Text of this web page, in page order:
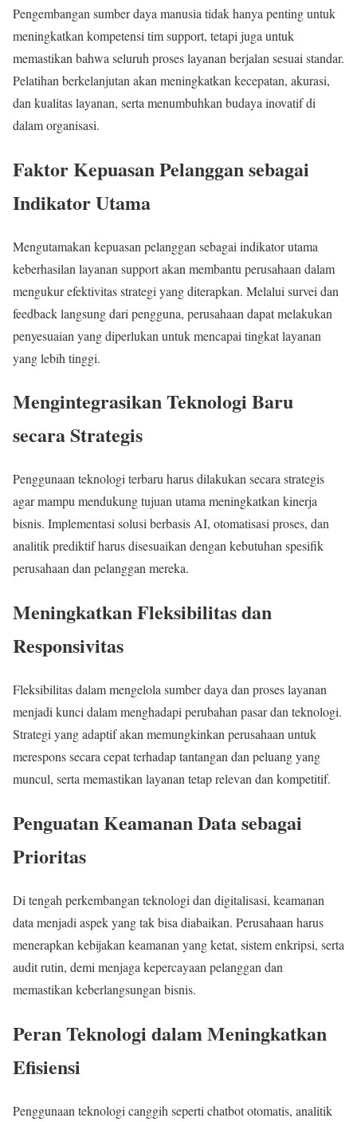
Pengembangan sumber daya manusia tidak hanya penting untuk
meningkatkan kompetensi tim support, tetapi juga untuk
memastikan bahwa seluruh proses layanan berjalan sesuai standar.
Pelatihan berkelanjutan akan meningkatkan kecepatan, akurasi,
dan kualitas layanan, serta menumbuhkan budaya inovatif di
dalam organisasi.
Faktor Kepuasan Pelanggan sebagai
Indikator Utama
Mengutamakan kepuasan pelanggan sebagai indikator utama
keberhasilan layanan support akan membantu perusahaan dalam
mengukur efektivitas strategi yang diterapkan. Melalui survei dan
feedback langsung dari pengguna, perusahaan dapat melakukan
penyesuaian yang diperlukan untuk mencapai tingkat layanan
yang lebih tinggi.
Mengintegrasikan Teknologi Baru
secara Strategis
Penggunaan teknologi terbaru harus dilakukan secara strategis
agar mampu mendukung tujuan utama meningkatkan kinerja
bisnis. Implementasi solusi berbasis AI, otomatisasi proses, dan
analitik prediktif harus disesuaikan dengan kebutuhan spesifik
perusahaan dan pelanggan mereka.
Meningkatkan Fleksibilitas dan
Responsivitas
Fleksibilitas dalam mengelola sumber daya dan proses layanan
menjadi kunci dalam menghadapi perubahan pasar dan teknologi.
Strategi yang adaptif akan memungkinkan perusahaan untuk
merespons secara cepat terhadap tantangan dan peluang yang
muncul, serta memastikan layanan tetap relevan dan kompetitif.
Penguatan Keamanan Data sebagai
Prioritas
Di tengah perkembangan teknologi dan digitalisasi, keamanan
data menjadi aspek yang tak bisa diabaikan. Perusahaan harus
menerapkan kebijakan keamanan yang ketat, sistem enkripsi, serta
audit rutin, demi menjaga kepercayaan pelanggan dan
memastikan keberlangsungan bisnis.
Peran Teknologi dalam Meningkatkan
Efisiensi
Penggunaan teknologi canggih seperti chatbot otomatis, analitik